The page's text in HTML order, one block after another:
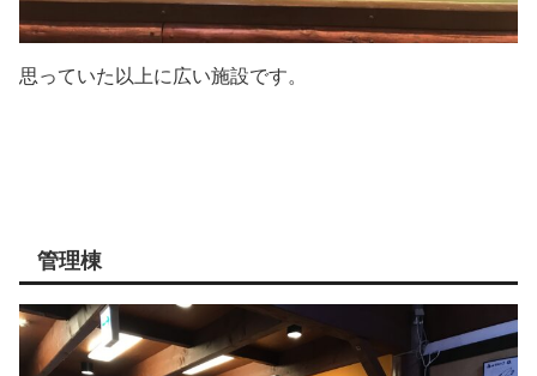
思っていた以上に広い施設です。
管理棟